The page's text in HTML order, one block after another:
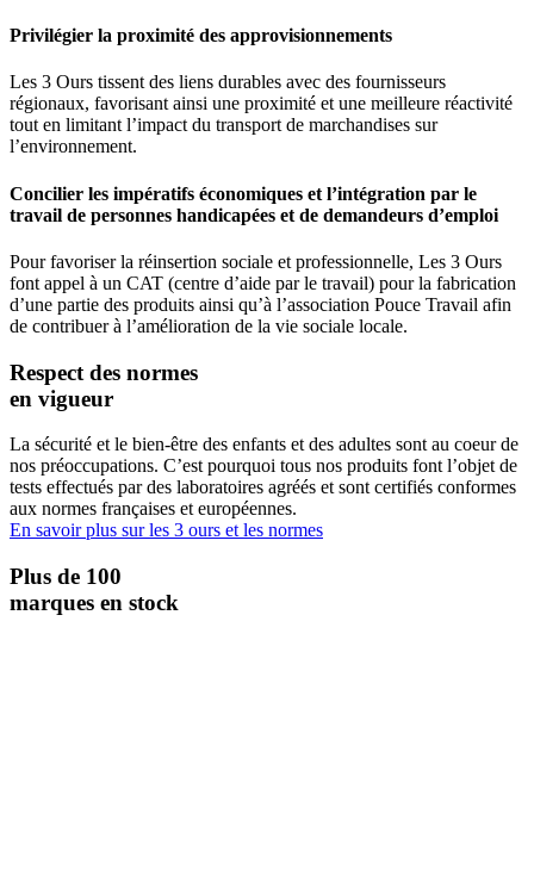
Privilégier la proximité des approvisionnements
Les 3 Ours tissent des liens durables avec des fournisseurs
régionaux, favorisant ainsi une proximité et une meilleure réactivité
tout en limitant l’impact du transport de marchandises sur
l’environnement.
Concilier les impératifs économiques et l’intégration par le
travail de personnes handicapées et de demandeurs d’emploi
Pour favoriser la réinsertion sociale et professionnelle, Les 3 Ours
font appel à un CAT (centre d’aide par le travail) pour la fabrication
d’une partie des produits ainsi qu’à l’association Pouce Travail afin
de contribuer à l’amélioration de la vie sociale locale.
Respect des normes
en vigueur
La sécurité et le bien-être des enfants et des adultes sont au coeur de
nos préoccupations. C’est pourquoi tous nos produits font l’objet de
tests effectués par des laboratoires agréés et sont certifiés conformes
aux normes françaises et européennes.
En savoir plus sur les 3 ours et les normes
Plus de 100
marques en stock